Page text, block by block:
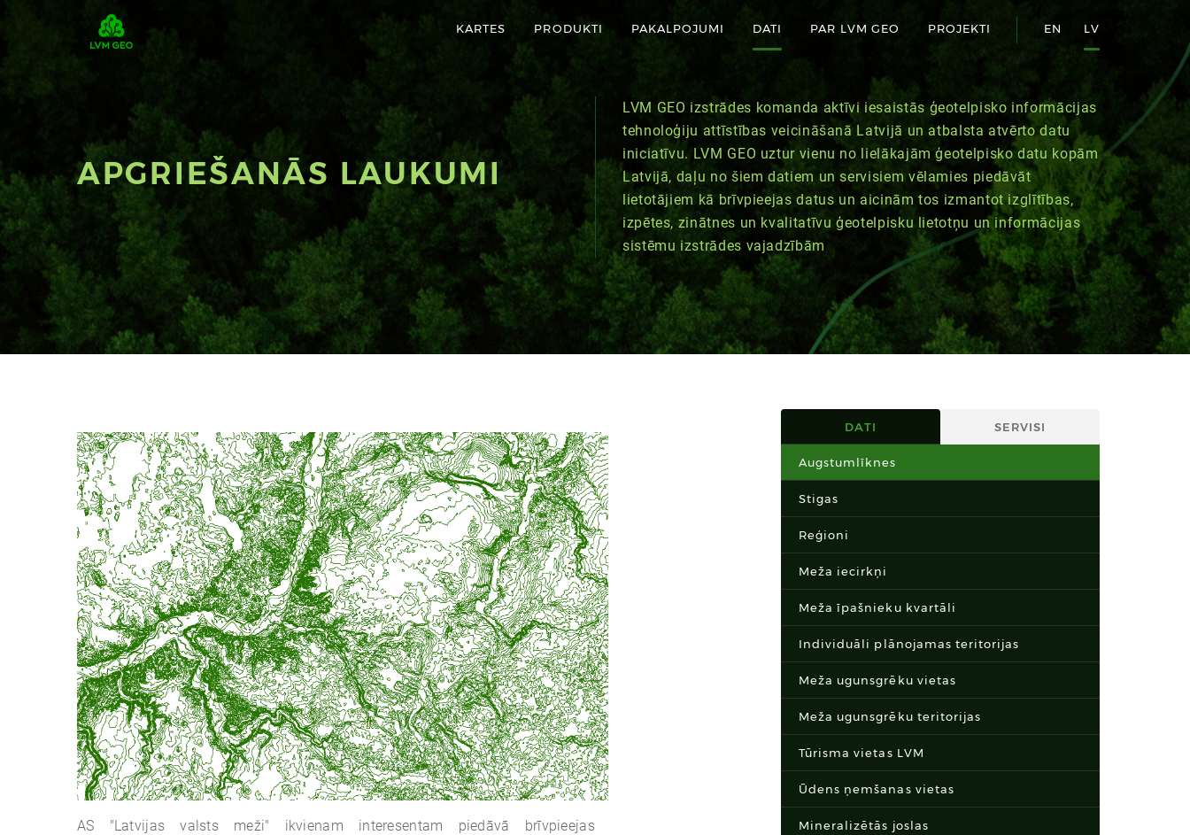
KARTES PRODUKTI PAKALPOJUMI DATI PAR LVM GEO PROJEKTI EN LV
APGRIEŠANĀS LAUKUMI
LVM GEO izstrādes komanda aktīvi iesaistās ģeotelpisko informācijas
tehnoloģiju attīstības veicināšanā Latvijā un atbalsta atvērto datu
iniciatīvu. LVM GEO uztur vienu no lielākajām ģeotelpisko datu kopām
Latvijā, daļu no šiem datiem un servisiem vēlamies piedāvāt
lietotājiem kā brīvpieejas datus un aicinām tos izmantot izglītības,
izpētes, zinātnes un kvalitatīvu ģeotelpisku lietotņu un informācijas
sistēmu izstrādes vajadzībām
AS "Latvijas valsts meži" ikvienam interesentam piedāvā brīvpieejas
DATI
Augstumlīknes
Stigas
Reģioni
Meža iecirkņi
Meža īpašnieku kvartāli
Individuāli plānojamas teritorijas
Meža ugunsgrēku vietas
Meža ugunsgrēku teritorijas
Tūrisma vietas LVM
Ūdens ņemšanas vietas
Mineralizētās joslas
SERVISI